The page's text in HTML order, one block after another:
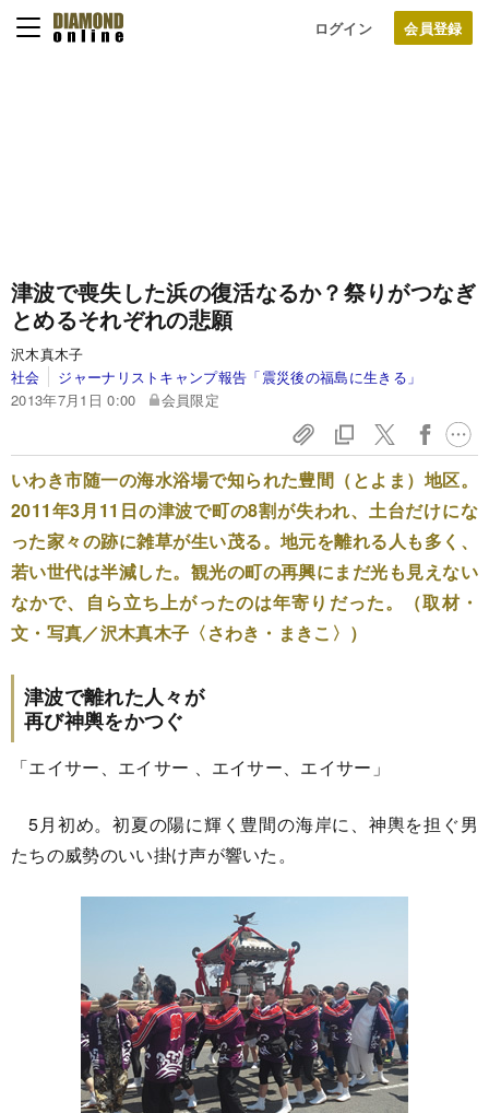
ログイン
津波で喪失した浜の復活なるか？祭りがつなぎ
とめるそれぞれの悲願
沢木真木子
社会
ジャーナリストキャンプ報告「震災後の福島に生きる」
2013年7月1日 0:00
会員限定
いわき市随一の海水浴場で知られた豊間（とよま）地区。
2011年3月11日の津波で町の8割が失われ、土台だけにな
った家々の跡に雑草が生い茂る。地元を離れる人も多く、
若い世代は半減した。観光の町の再興にまだ光も見えない
なかで、自ら立ち上がったのは年寄りだった。（取材・
文・写真／沢木真木子〈さわき・まきこ〉）
津波で離れた人々が
再び神輿をかつぐ
「エイサー、エイサー 、エイサー、エイサー」
5月初め。初夏の陽に輝く豊間の海岸に、神輿を担ぐ男
たちの威勢のいい掛け声が響いた。